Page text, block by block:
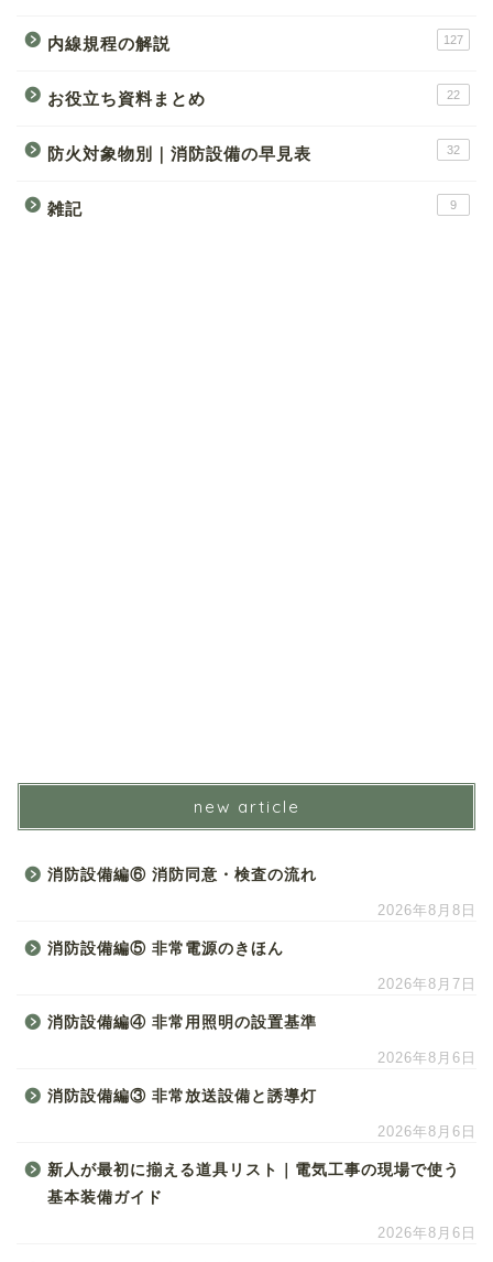
内線規程の解説 127
お役立ち資料まとめ 22
防火対象物別｜消防設備の早見表 32
雑記 9
new article
消防設備編⑥ 消防同意・検査の流れ
2026年8月8日
消防設備編⑤ 非常電源のきほん
2026年8月7日
消防設備編④ 非常用照明の設置基準
2026年8月6日
消防設備編③ 非常放送設備と誘導灯
2026年8月6日
新人が最初に揃える道具リスト｜電気工事の現場で使う
基本装備ガイド
2026年8月6日